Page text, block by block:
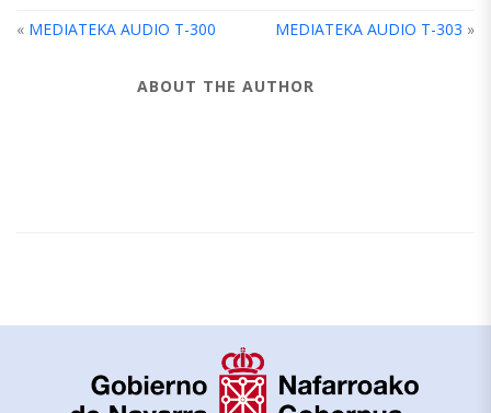
« MEDIATEKA AUDIO T-300 MEDIATEKA AUDIO T-303 »
ABOUT THE AUTHOR